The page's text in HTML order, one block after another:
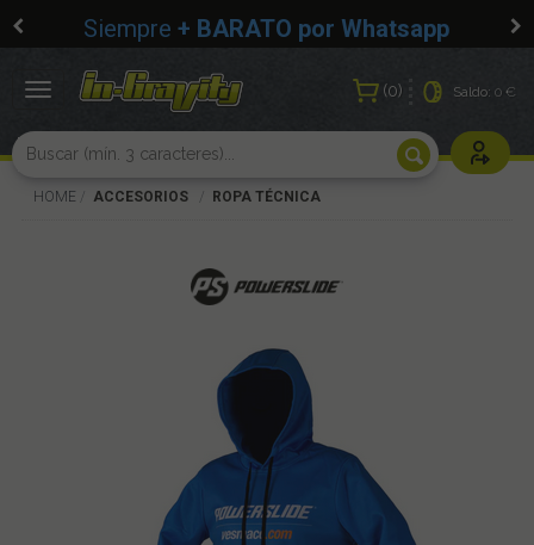
Siempre + BARATO por Whatsapp
0 Saldo:0 €
Usuarios
Toggle
HOME ACCESORIOS ROPA TÉCNICA